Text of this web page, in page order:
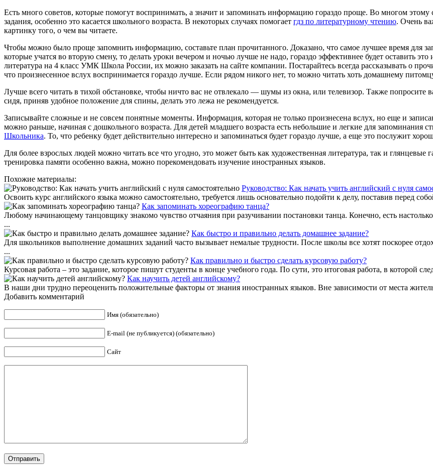
Есть много советов, которые помогут воспринимать, а значит и запоминать информацию гораздо проще. Во многом
задания, особенно это касается школьного возраста. В некоторых случаях помогает гдз по литературному чтению. Очень
картинку того, о чем вы читаете.
Чтобы можно было проще запомнить информацию, составьте план прочитанного. Доказано, что самое лучшее время для
которые учатся во вторую смену, то делать уроки вечером и ночью лучше не надо, гораздо эффективнее будет оставить
литература на 4 класс УМК Школа России, их можно заказать на сайте компании. Постарайтесь всегда рассказывать о
что произнесенное вслух воспринимается гораздо лучше. Если рядом никого нет, то можно читать хоть домашнему
Лучше всего читать в тихой обстановке, чтобы ничто вас не отвлекало — шумы из окна, или телевизор. Также
сидя, приняв удобное положение для спины, делать это лежа не рекомендуется.
Записывайте сложные и не совсем понятные моменты. Информация, которая не только произнесена вслух, но еще и
можно раньше, начиная с дошкольного возраста. Для детей младшего возраста есть небольшие и легкие для запоминания
Школьника. То, что ребенку будет действительно интересно и запоминаться будет гораздо лучше, а еще это послужит
Для более взрослых людей можно читать все что угодно, это может быть как художественная литература, так и глянцевые
тренировка памяти особенно важна, можно порекомендовать изучение иностранных языков.
Похожие материалы:
Руководство: Как начать учить английский с нуля
Освоить курс английского языка можно самостоятельно, требуется лишь основательно подойти к делу, поставив перед
Как запоминать хореографию танца?
Любому начинающему танцовщику знакомо чувство отчаяния при разучивании постановки танца. Конечно, есть
...
Как быстро и правильно делать домашнее задание?
Для школьников выполнение домашних заданий часто вызывает немалые трудности. После школы все хотят поскорее
...
Как правильно и быстро сделать курсовую работу?
Курсовая работа – это задание, которое пишут студенты в конце учебного года. По сути, это итоговая работа, в которой
Как научить детей английскому?
В наши дни трудно переоценить положительные факторы от знания иностранных языков. Вне зависимости от места
Добавить комментарий
Имя (обязательно)
E-mail (не публикуется) (обязательно)
Сайт